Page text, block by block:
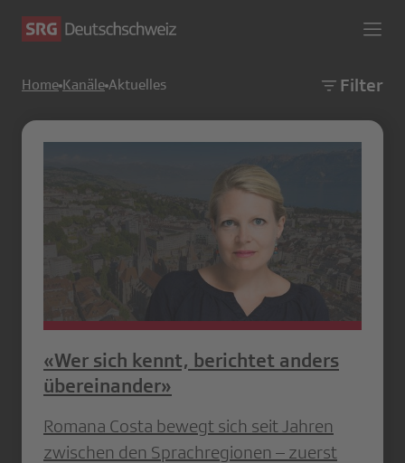
Home Kanäle Aktuelles Filter
«Wer sich kennt, berichtet anders
übereinander»
Romana Costa bewegt sich seit Jahren
zwischen den Sprachregionen – zuerst